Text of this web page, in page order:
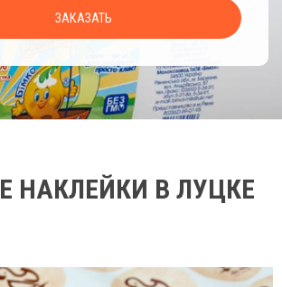
ЗАКАЗАТЬ
НАКЛЕЙКИ В ЛУЦКЕ